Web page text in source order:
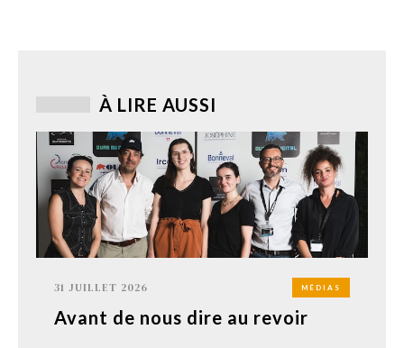
À LIRE AUSSI
31 JUILLET 2026 MÉDIAS
Avant de nous dire au revoir